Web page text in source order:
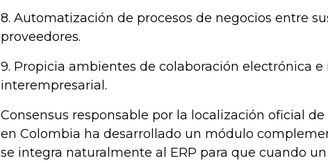
8. Automatización de procesos de negocios entre
proveedores.
9. Propicia ambientes de colaboración electrónica e
interempresarial.
Consensus responsable por la localización oficial de
en Colombia ha desarrollado un módulo
se integra naturalmente al ERP para que cuando